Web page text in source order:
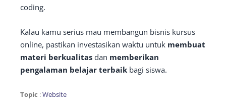
coding.
Kalau kamu serius mau membangun bisnis kursus
online, pastikan investasikan waktu untuk membuat
materi berkualitas dan memberikan
pengalaman belajar terbaik bagi siswa.
Topic :Website